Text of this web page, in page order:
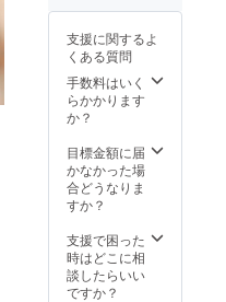
1袋（90
日分）
※商品に
は送料
が含ま
れてい
合の交
は、ご
自身で
ご負担
くださ
い。 ※
エット
指導
は、法
令に基
療、診
療行為
ではご
ざいま
支援に関するよ
くある質問
手数料はいく
らかかります
か？
目標金額に届
かなかった場
合どうなりま
すか？
支援で困った
時はどこに相
談したらいい
ですか？